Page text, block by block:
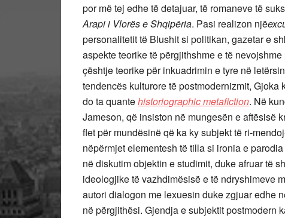
por më tej edhe të detajuar, të romaneve të
Arapi i Vlorës e Shqipëria. Pasi realizon një
personalitetit të Blushit si politikan, gazetar e
aspekte teorike të përgjithshme e të
çështje teorike për inkuadrimin e tyre në
tendencës kulturore të postmodernizmit,
do ta quantehistoriographic metafiction. Në
Jameson, që insiston në mungesën e aftësisë
flet për mundësinë që ka ky subjekt të ri-
nëpërmjet elementesh të tilla si ironia e
në diskutim objektin e studimit, duke afruar të
ideologjike të vazhdimësisë e të ndryshimeve
autori dialogon me lexuesin duke zgjuar edhe
në përgjithësi. Gjendja e subjektit postmodern